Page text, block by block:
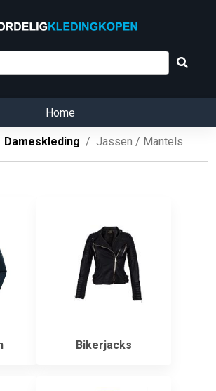
Home
Dameskleding Jassen / Mantels
Bikerjacks